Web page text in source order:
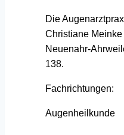
Die
Christiane
Neuenahr-
138.
Fachrichtungen:
Augenheilkunde